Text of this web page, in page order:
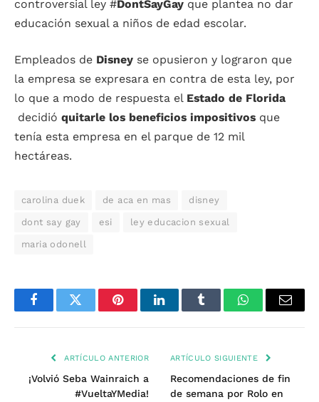
controversial ley #DontSayGay que plantea no dar
educación sexual a niños de edad escolar.
Empleados de Disney se opusieron y lograron que
la empresa se expresara en contra de esta ley, por
lo que a modo de respuesta el Estado de Florida
decidió quitarle los beneficios impositivos que
tenía esta empresa en el parque de 12 mil
hectáreas.
carolina duek de aca en mas disney
dont say gay esi ley educacion sexual
maria odonell
FacebookTwitter PinterestLinkedInTumblr WhatsAppEmail
ARTÍCULO ANTERIOR
¡Volvió Seba Wainraich a
#VueltaYMedia!
ARTÍCULO SIGUIENTE
Recomendaciones de fin
de semana por Rolo en